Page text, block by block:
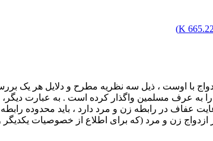
665.22 K
)
ازدواج با اوست ، ذیل سه نظریه مطرح و دلایل هر
به عرف مسلمین واگذار کرده است . به عبارت
عفاف در رابطه زن و مرد دارد ، باید محدوده
زن و مرد (که برای اطلاع از خصوصیات